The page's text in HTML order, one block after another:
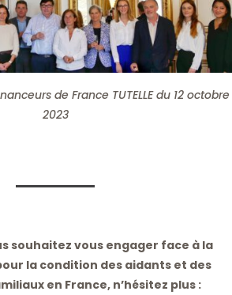
de France TUTELLE du 12 octobre
2023
souhaitez vous engager face à la
la condition des aidants et des
en France, n’hésitez plus :